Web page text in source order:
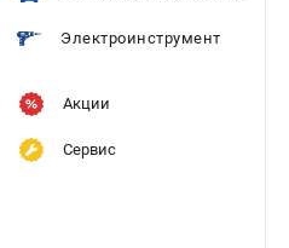
Электроинструмент
Акции
Сервис